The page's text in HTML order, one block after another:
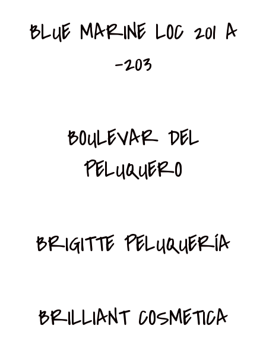
BLUE MARINE LOC 201 A
-203
BOULEVAR DEL
PELUQUERO
BRIGITTE PELUQUERÍA
BRILLIANT COSMETICA